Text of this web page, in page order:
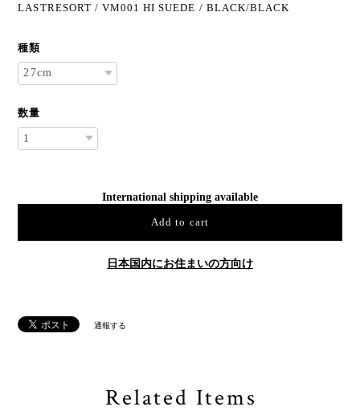
LASTRESORT / VM001 HI SUEDE / BLACK/BLACK
種類
数量
International shipping available
Add to cart
日本国内にお住まいの方向け
通報する
Related Items